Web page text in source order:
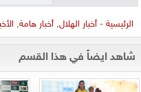
الرئيسية -أخبار الهلال,أخبار هامة,
شاهد ايضاً في هذا القسم